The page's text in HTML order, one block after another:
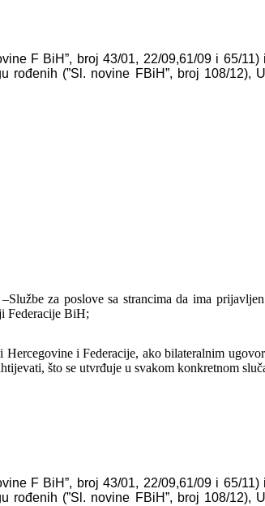
F BiH”, broj 43/01, 22/09,61/09 i 65/
(”Sl. novine FBiH”, broj 108/12),
za poslove sa strancima da ima
Federacije BiH;
Hercegovine i Federacije, ako bilateralnim
što se utvrđuje u svakom konkretnom
F BiH”, broj 43/01, 22/09,61/09 i 65/
(”Sl. novine FBiH”, broj 108/12),